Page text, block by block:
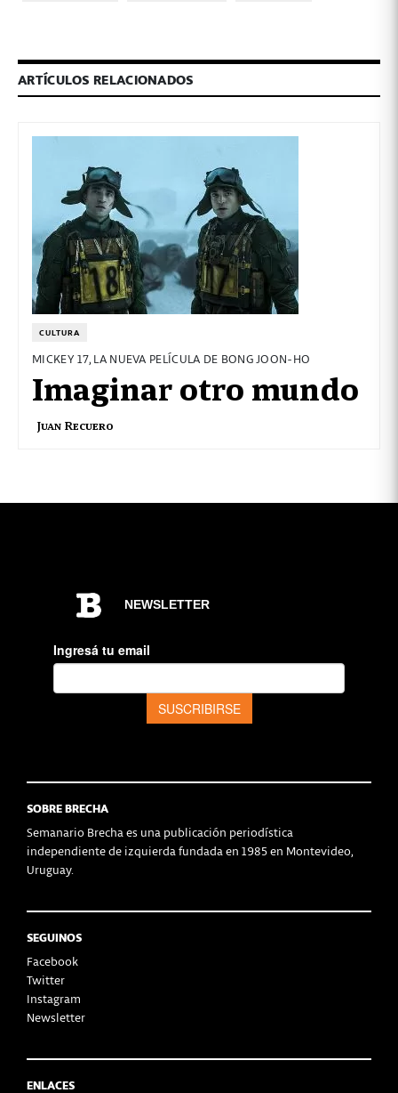
ARTÍCULOS RELACIONADOS
CULTURA
MICKEY 17, LA NUEVA PELÍCULA DE BONG JOON-HO
Imaginar otro mundo
Juan Recuero
SOBRE BRECHA
Semanario Brecha es una publicación periodística
independiente de izquierda fundada en 1985 en Montevideo,
Uruguay.
SEGUINOS
Facebook
Twitter
Instagram
Newsletter
ENLACES